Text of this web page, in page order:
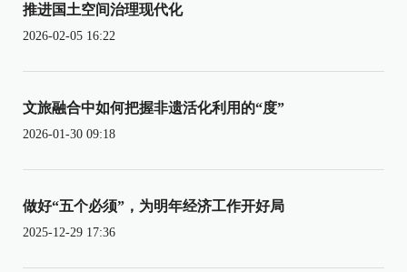
推进国土空间治理现代化
2026-02-05 16:22
文旅融合中如何把握非遗活化利用的“度”
2026-01-30 09:18
做好“五个必须”，为明年经济工作开好局
2025-12-29 17:36